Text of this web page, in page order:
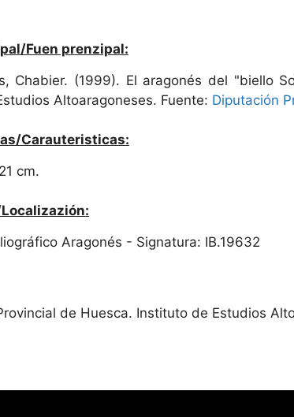
Fuen prenzipal:
Chabier. (1999). El aragonés del "biello
Altoaragoneses. Fuente: Diputación
Carauteristicas:
cm.
Aragonés - Signatura: IB.19632
de Huesca. Instituto de Estudios